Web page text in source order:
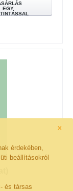
×
érdekében,
beállításokról
és társas
EGY